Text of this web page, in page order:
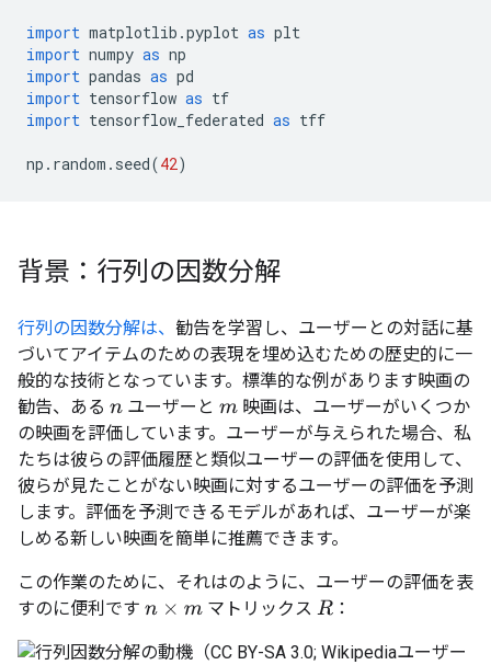
import matplotlib .pyplot as plt
import numpy as np
import pandas as pd
import tensorflow as tf
import tensorflow_federated as tff
np . random . seed(42)
背景：行列の因数分解
行列の因数分解は、 勧告を学習し、ユーザーとの対話に基
づいてアイテムのための表現を埋め込むための歴史的に一
般的な技術となっています。標準的な例があります映画の
勧告、ある nユーザーと m 映画は、ユーザーがいくつか
の映画を評価しています。ユーザーが与えられた場合、私
たちは彼らの評価履歴と類似ユーザーの評価を使用して、
彼らが見たことがない映画に対するユーザーの評価を予測
します。評価を予測できるモデルがあれば、ユーザーが楽
しめる新しい映画を簡単に推薦できます。
この作業のために、それはのように、ユーザーの評価を表
すのに便利です n× m マトリックスR ：